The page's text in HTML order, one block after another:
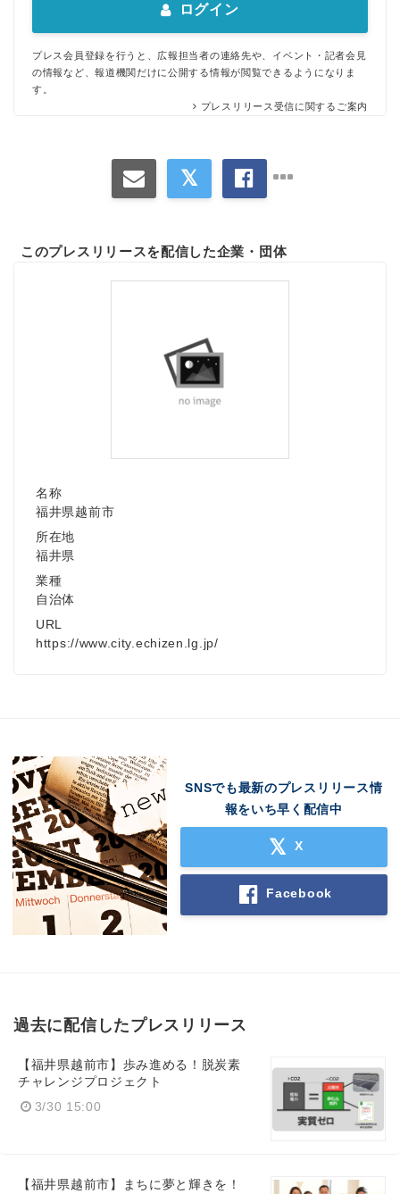
ログイン
プレス会員登録を行うと、広報担当者の連絡先や、イベント・記者会見
の情報など、報道機関だけに公開する情報が閲覧できるようになりま
す。
プレスリリース受信に関するご案内
このプレスリリースを配信した企業・団体
名称
福井県越前市
所在地
福井県
業種
自治体
URL
https://www.city.echizen.lg.jp/
SNSでも最新のプレスリリース情
報をいち早く配信中
X
Facebook
過去に配信したプレスリリース
【福井県越前市】歩み進める！脱炭素
チャレンジプロジェクト
3/30 15:00
【福井県越前市】まちに夢と輝きを！